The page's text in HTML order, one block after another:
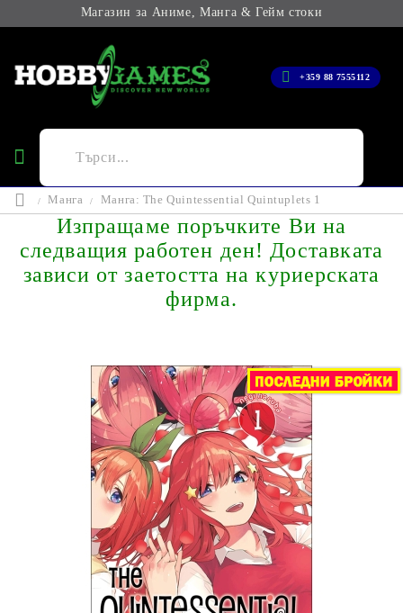
Магазин за Аниме, Манга & Гейм стоки
+359 88 7555112
Манга Манга: The Quintessential Quintuplets 1
Изпращаме поръчките Ви на
следващия работен ден! Доставката
зависи от заетостта на куриерската
фирма.